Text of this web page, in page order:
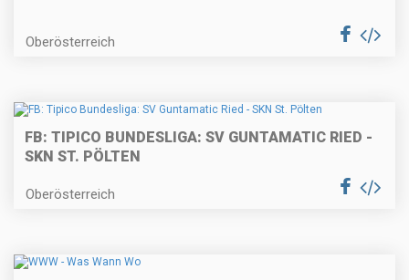
Oberösterreich
FB: TIPICO BUNDESLIGA: SV GUNTAMATIC RIED -
SKN ST. PÖLTEN
Oberösterreich